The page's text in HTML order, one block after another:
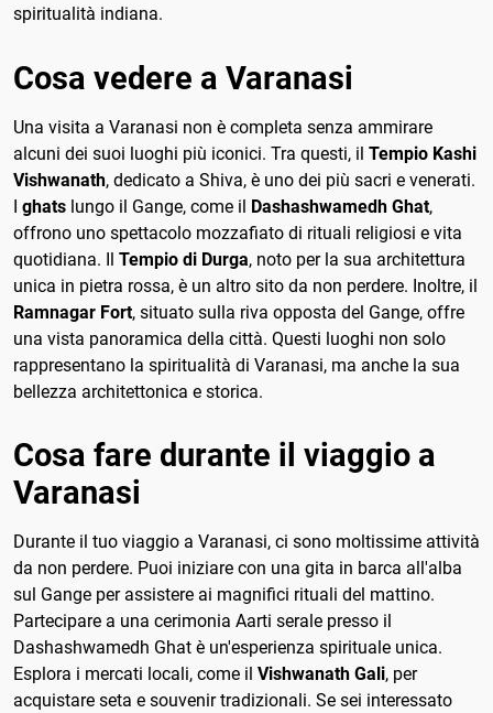
spiritualità indiana.
Cosa vedere a Varanasi
Una visita a Varanasi non è completa senza ammirare
alcuni dei suoi luoghi più iconici. Tra questi, il Tempio Kashi
Vishwanath, dedicato a Shiva, è uno dei più sacri e venerati.
I ghats lungo il Gange, come il Dashashwamedh Ghat,
offrono uno spettacolo mozzafiato di rituali religiosi e vita
quotidiana. Il Tempio di Durga, noto per la sua architettura
unica in pietra rossa, è un altro sito da non perdere. Inoltre, il
Ramnagar Fort, situato sulla riva opposta del Gange, offre
una vista panoramica della città. Questi luoghi non solo
rappresentano la spiritualità di Varanasi, ma anche la sua
bellezza architettonica e storica.
Cosa fare durante il viaggio a
Varanasi
Durante il tuo viaggio a Varanasi, ci sono moltissime attività
da non perdere. Puoi iniziare con una gita in barca all'alba
sul Gange per assistere ai magnifici rituali del mattino.
Partecipare a una cerimonia Aarti serale presso il
Dashashwamedh Ghat è un'esperienza spirituale unica.
Esplora i mercati locali, come il Vishwanath Gali, per
acquistare seta e souvenir tradizionali. Se sei interessato